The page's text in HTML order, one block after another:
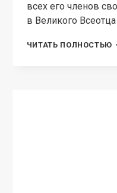
всех его членов
в Великого
ЧИТАТЬ ПОЛНОСТЬЮ